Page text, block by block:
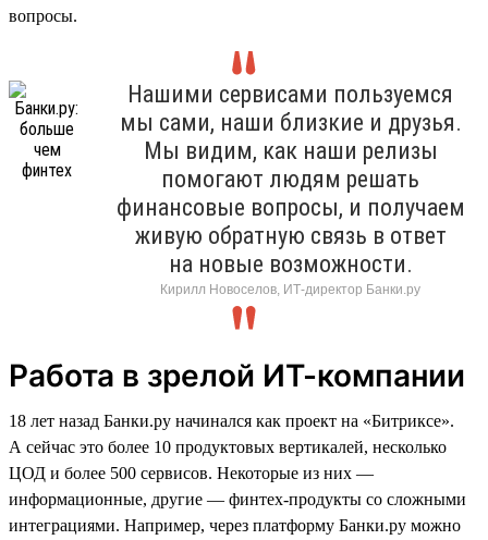
вопросы.
Нашими сервисами пользуемся
мы сами, наши близкие и друзья.
Мы видим, как наши релизы
помогают людям решать
финансовые вопросы, и получаем
живую обратную связь в ответ
на новые возможности.
Кирилл Новоселов, ИТ-директор Банки.ру
Работа в зрелой ИТ-компании
18 лет назад Банки.ру начинался как проект на «Битриксе».
А сейчас это более 10 продуктовых вертикалей, несколько
ЦОД и более 500 сервисов. Некоторые из них —
информационные, другие — финтех-продукты со сложными
интеграциями. Например, через платформу Банки.ру можно